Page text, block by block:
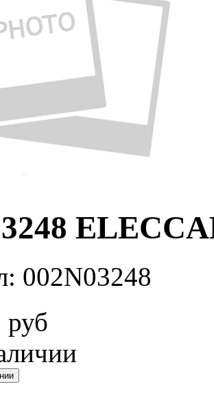
002N03248
руб